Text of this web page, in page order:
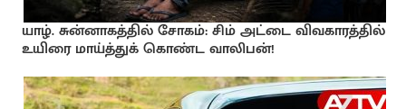
யாழ். சுன்னாகத்தில் சோகம்: சிம் அட்டை விவகாரத்தில்
உயிரை மாய்த்துக் கொண்ட வாலிபன்!